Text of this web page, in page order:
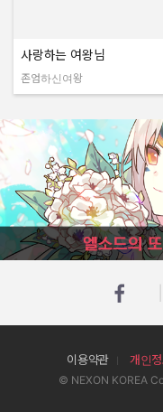
사랑하는 여왕님
작성자:
존엄하신여왕
엘소드의 또다른 재미
이용약관 개인
© NEXON KOREA